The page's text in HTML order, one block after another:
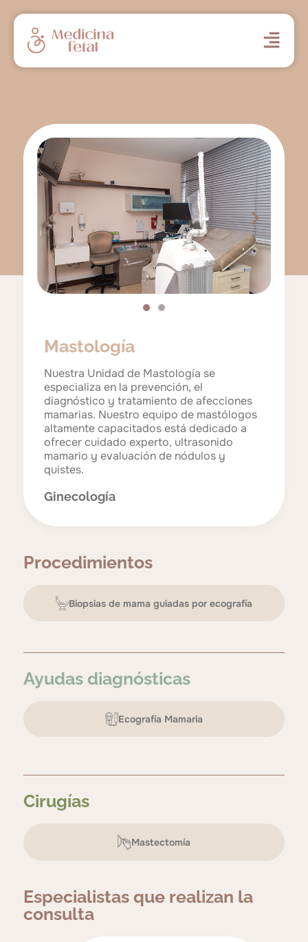
Mastología
Nuestra Unidad de Mastología se
especializa en la prevención, el
diagnóstico y tratamiento de afecciones
mamarias. Nuestro equipo de mastólogos
altamente capacitados está dedicado a
ofrecer cuidado experto, ultrasonido
mamario y evaluación de nódulos y
quistes.
Ginecología
Procedimientos
Biopsias de mama guiadas por ecografía
Ayudas diagnósticas
Ecografía Mamaria
Cirugías
Mastectomía
Especialistas que realizan la
consulta